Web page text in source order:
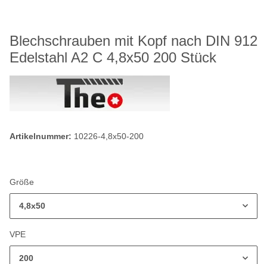
Blechschrauben mit Kopf nach DIN 912
Edelstahl A2 C 4,8x50 200 Stück
Artikelnummer: 10226-4,8x50-200
Größe
4,8x50
VPE
200